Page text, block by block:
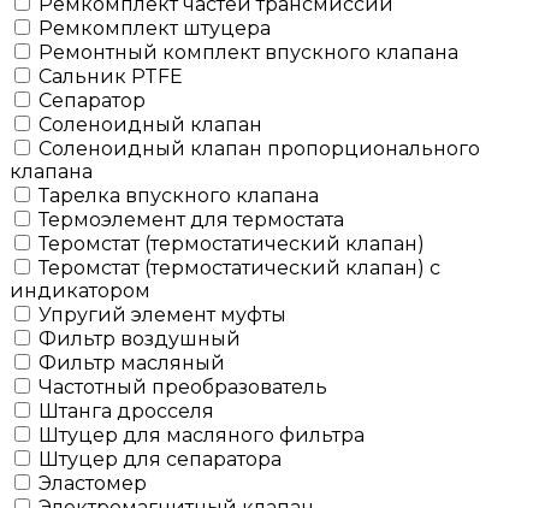
Ремкомплект штуцера
Ремонтный комплект впускного клапана
Сальник PTFE
Сепаратор
Соленоидный клапан
Соленоидный клапан пропорционального
клапана
Тарелка впускного клапана
Термоэлемент для термостата
Теромстат (термостатический клапан)
Теромстат (термостатический клапан) с
индикатором
Упругий элемент муфты
Фильтр воздушный
Фильтр масляный
Частотный преобразователь
Штанга дросселя
Штуцер для масляного фильтра
Штуцер для сепаратора
Эластомер